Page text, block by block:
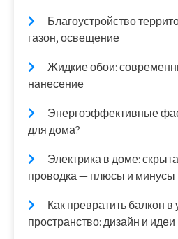
Благоустройство
газон, освещение
Жидкие обои:
нанесение
Энергоэффективные
для дома?
Электрика в доме:
проводка — плюсы и минусы
Как превратить балкон в
пространство: дизайн и идеи